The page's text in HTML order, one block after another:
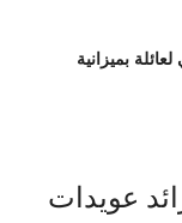
بميزانية
عويدات